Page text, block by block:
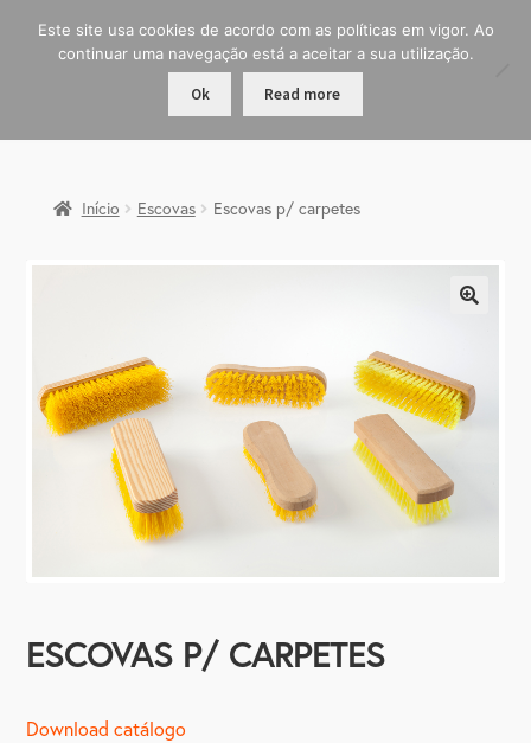
Início Escovas Escovas p/ carpetes
ESCOVAS P/ CARPETES
Download catálogo
Este site usa cookies de acordo com as políticas em vigor. Ao
continuar uma navegação está a aceitar a sua utilização.
Ok Read more